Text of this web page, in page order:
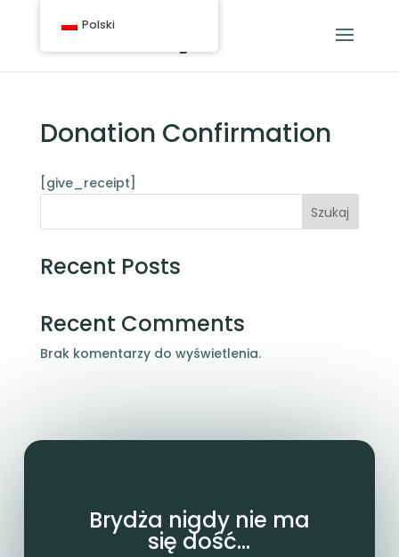
Donation Confirmation
[give_receipt]
Szukaj
Recent Posts
Recent Comments
Brak komentarzy do wyświetlenia.
Brydża nigdy nie ma
się dość...
Polski